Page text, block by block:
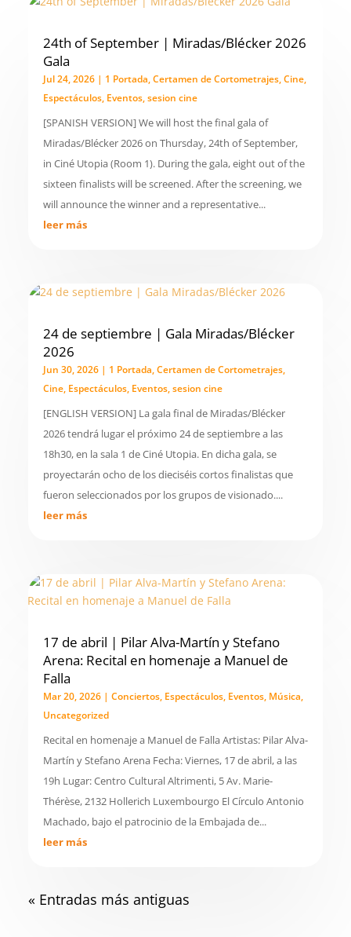
24th of September | Miradas/Blécker 2026
Gala
Jul 24, 2026| 1 Portada,Certamen de Cortometrajes,Cine,
Espectáculos, Eventos,sesion cine
[SPANISH VERSION] We will host the final gala of
Miradas/Blécker 2026 on Thursday, 24th of September,
in Ciné Utopia (Room 1). During the gala, eight out of the
sixteen finalists will be screened. After the screening, we
will announce the winner and a representative...
leer más
24 de septiembre | Gala Miradas/Blécker
2026
Jun 30, 2026| 1 Portada,Certamen de Cortometrajes,
Cine, Espectáculos, Eventos,sesion cine
[ENGLISH VERSION] La gala final de Miradas/Blécker
2026 tendrá lugar el próximo 24 de septiembre a las
18h30, en la sala 1 de Ciné Utopia. En dicha gala, se
proyectarán ocho de los dieciséis cortos finalistas que
fueron seleccionados por los grupos de visionado....
leer más
17 de abril | Pilar Alva-Martín y Stefano
Arena: Recital en homenaje a Manuel de
Falla
Mar 20, 2026| Conciertos, Espectáculos, Eventos, Música,
Uncategorized
Recital en homenaje a Manuel de Falla Artistas: Pilar Alva-
Martín y Stefano Arena Fecha: Viernes, 17 de abril, a las
19h Lugar: Centro Cultural Altrimenti, 5 Av. Marie-
Thérèse, 2132 Hollerich Luxembourgo El Círculo Antonio
Machado, bajo el patrocinio de la Embajada de...
leer más
« Entradas más antiguas